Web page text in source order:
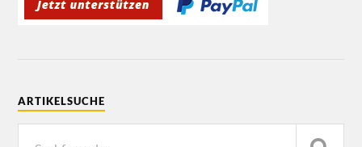
ARTIKELSUCHE